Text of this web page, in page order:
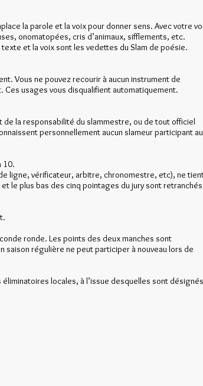
la parole et la voix pour donner sens. Avec votre
onomatopées, cris d’animaux, sifflements, etc.
et la voix sont les vedettes du Slam de poésie.
Vous ne pouvez recourir à aucun instrument de
Ces usages vous disqualifient automatiquement.
de la responsabilité du slammestre, ou de tout officiel
personnellement aucun slameur participant au
10.
ligne, vérificateur, arbitre, chronomestre, etc), ne
le plus bas des cinq pointages du jury sont
ronde. Les points des deux manches sont
saison régulière ne peut participer à nouveau lors de
locales, à l’issue desquelles sont désignés